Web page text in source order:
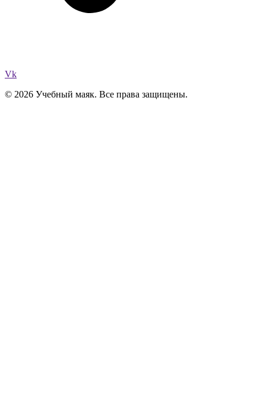
Vk
© 2026 Учебный маяк. Все права защищены.